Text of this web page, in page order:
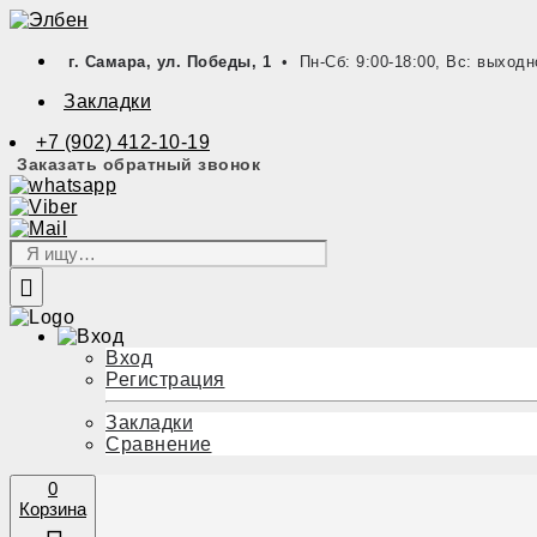
г. Самара, ул. Победы, 1 • Пн-Сб: 9:00-18:00, Вс:
Закладки
+7 (902) 412-10-19
Заказать обратный звонок
Вход
Регистрация
Закладки
Сравнение
0
Корзина